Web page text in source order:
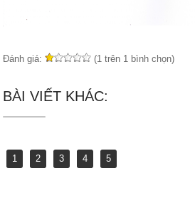
Đánh giá: (1 trên 1 bình chọn)
BÀI VIẾT KHÁC:
1 2 3 4 5